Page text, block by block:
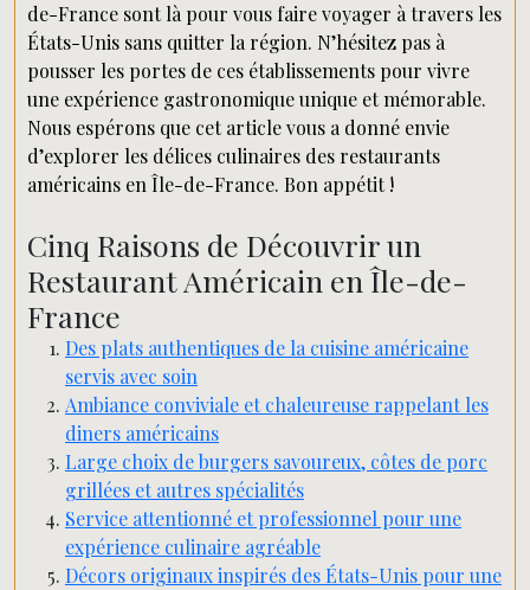
de-France sont là pour vous faire voyager à travers les
États-Unis sans quitter la région. N’hésitez pas à
pousser les portes de ces établissements pour vivre
une expérience gastronomique unique et mémorable.
Nous espérons que cet article vous a donné envie
d’explorer les délices culinaires des restaurants
américains en Île-de-France. Bon appétit !
Cinq Raisons de Découvrir un
Restaurant Américain en Île-de-
France
Des plats authentiques de la cuisine américaine
servis avec soin
Ambiance conviviale et chaleureuse rappelant les
diners américains
Large choix de burgers savoureux, côtes de porc
grillées et autres spécialités
Service attentionné et professionnel pour une
expérience culinaire agréable
Décors originaux inspirés des États-Unis pour une